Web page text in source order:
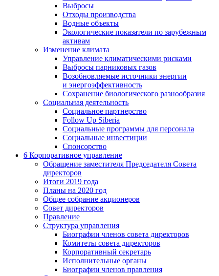
Выбросы
Отходы производства
Водные объекты
Экологические показатели по зарубежным
активам
Изменение климата
Управление климатическими рисками
Выбросы парниковых газов
Возобновляемые источники энергии
и энергоэффективность
Сохранение биологического разнообразия
Социальная деятельность
Социальное партнерство
Follow Up Siberia
Социальные программы для персонала
Социальные инвестиции
Спонсорство
6 Корпоративное управление
Обращение заместителя Председателя Совета
директоров
Итоги 2019 года
Планы на 2020 год
Общее собрание акционеров
Совет директоров
Правление
Структура управления
Биографии членов совета директоров
Комитеты совета директоров
Корпоративный секретарь
Исполнительные органы
Биографии членов правления